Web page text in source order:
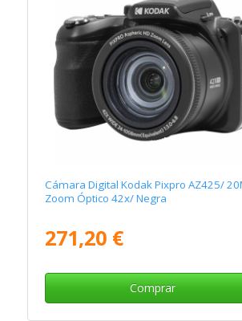
Cámara Digital Kodak Pixpro AZ425/
Zoom Óptico 42x/ Negra
271,20 €
Comprar